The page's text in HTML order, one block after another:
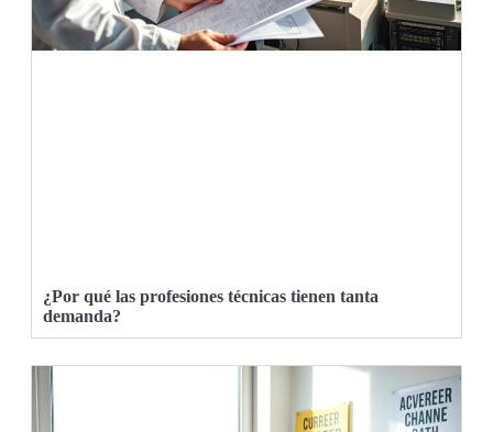
¿Por qué las profesiones técnicas tienen tanta
demanda?